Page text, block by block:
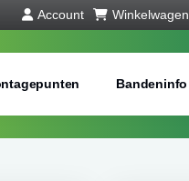
Account Winkelwagen
Bandeninfo